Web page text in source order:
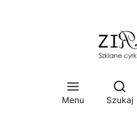
Menu Szukaj